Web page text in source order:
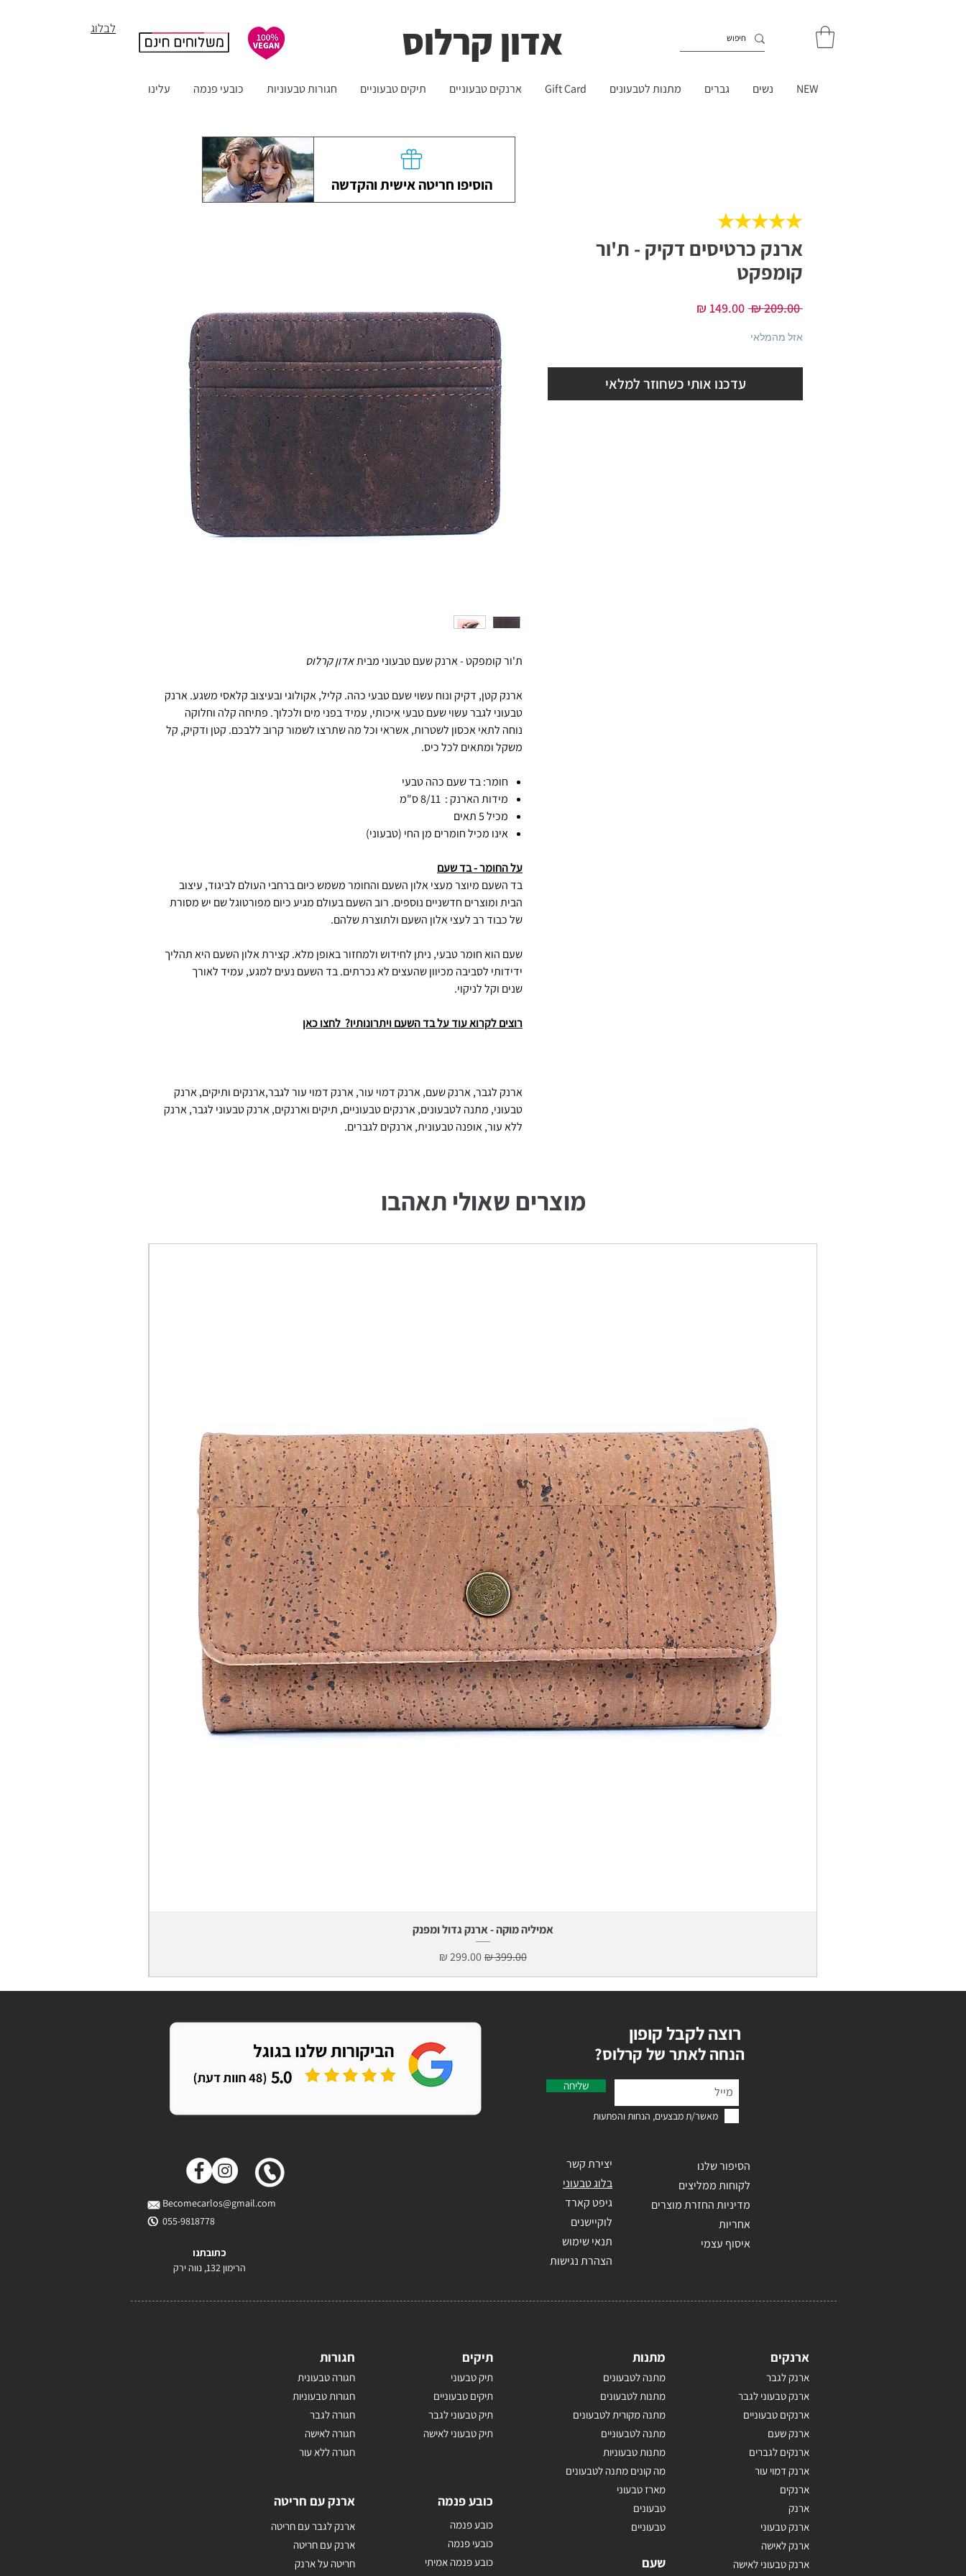
לבלוג אדון קרלוס
NEW נשים גברים מתנות לטבעונים Gift Card ארנקים טבעוניים תיקים טבעוניים חגורות טבעוניות כובעי פנמה עלינו
הוסיפו חריטה אישית והקדשה
ת'ור קומפקט - ארנק שעם טבעוני מביתאדון קרלוס
ארנק קטן, דקיק ונוח עשוי שעם טבעי כהה. קליל, אקולוגי ובעיצוב קלאסי משגע. ארנק
טבעוני לגבר עשוי שעם טבעי איכותי, עמיד בפני מים ולכלוך. פתיחה קלה וחלוקה
נוחה לתאי אכסון לשטרות, אשראי וכל מה שתרצו לשמור קרוב ללבכם. קטן ודקיק, קל
משקל ומתאים לכל כיס.
חומר: בד שעם כהה טבעי
מידות הארנק : 8/11 ס"מ
מכיל 5 תאים
אינו מכיל חומרים מן החי (טבעוני)
על החומר - בד שעם
בד השעם מיוצר מעצי אלון השעם והחומר משמש כיום ברחבי העולם לביגוד, עיצוב
הבית ומוצרים חדשניים נוספים. רוב השעם בעולם מגיע כיום מפורטוגל שם יש מסורת
של כבוד רב לעצי אלון השעם ולתוצרת שלהם.
שעם הוא חומר טבעי, ניתן לחידוש ולמחזור באופן מלא. קצירת אלון השעם היא תהליך
ידידותי לסביבה מכיוון שהעצים לא נכרתים. בד השעם נעים למגע, עמיד לאורך
שנים וקל לניקוי.
רוצים לקרוא עוד על בד השעם ויתרונותיו? לחצו כאן
ארנק לגבר, ארנק שעם, ארנק דמוי עור, ארנק דמוי עור לגבר,ארנקים ותיקים, ארנק
טבעוני, מתנה לטבעונים, ארנקים טבעוניים, תיקים וארנקים, ארנק טבעוני לגבר, ארנק
ללא עור, אופנה טבעונית, ארנקים לגברים.
ארנק כרטיסים דקיק - ת'ור
קומפקט
‏209.00 ‏₪
מחיר
אזל מהמלאי
עדכנו אותי כשחוזר למלאי
מוצרים שאולי תאהבו
תצוגה מהירה
אמיליה מוקה - ארנק גדול ומפנק
מחיר רגיל מחיר מבצע
Becomecarlos@gmail.com
055-9818778
כתובתנו
הרימון 132, נווה ירק
רוצה לקבל קופון
?הנחה לאתר של קרלוס
שליחה
מאשר/ת מבצעים, הנחות והפתעות
יצירת קשר
בלוג טבעוני
גיפט קארד
לוקיישנים
תנאי שימוש
הצהרת נגישות
הסיפור שלנו
לקוחות ממליצים
מדיניות החזרת מוצרים
אחריות
איסוף עצמי
חגורות
חגורה טבעונית
חגורות טבעוניות
חגורה לגבר
חגורה לאישה
חגורה ללא עור
תיקים
תיק טבעוני
תיקים טבעוניים
תיק טבעוני לגבר
תיק טבעוני לאישה
ארנק עם חריטה
ארנק לגבר עם חריטה
ארנק עם חריטה
חריטה על ארנק
כובע פנמה
כובע פנמה
כובעי פנמה
כובע פנמה אמיתי
מתנות
מתנה לטבעונים
מתנות לטבעונים
מתנה מקורית לטבעונים
מתנה לטבעוניים
מתנות טבעוניות
מה קונים מתנה לטבעונים
מארז טבעוני
טבעונים
טבעוניים
שעם
ארנקים
ארנק לגבר
ארנק טבעוני לגבר
ארנקים טבעוניים
ארנק שעם
ארנקים לגברים
ארנק דמוי עור
ארנקים
ארנק
ארנק טבעוני
ארנק לאישה
ארנק טבעוני לאישה